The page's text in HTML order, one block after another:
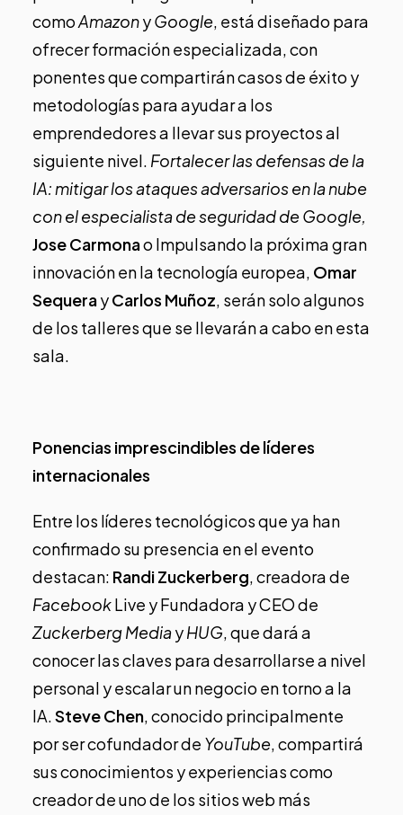
comoAmazonyGoogle, está diseñado para
ofrecer formación especializada, con
ponentes que compartirán casos de éxito y
metodologías para ayudar a los
emprendedores a llevar sus proyectos al
siguiente nivel. Fortalecer las defensas de la
IA: mitigar los ataques adversarios en la nube
con el especialista de seguridad de Google,
Jose Carmonao Impulsando la próxima gran
innovación en la tecnología europea, Omar
SequerayCarlos Muñoz, serán solo algunos
de los talleres que se llevarán a cabo en esta
sala.
Ponencias imprescindibles de líderes
internacionales
Entre los líderes tecnológicos que ya han
confirmado su presencia en el evento
destacan: Randi Zuckerberg, creadora de
FacebookLive y Fundadora y CEO de
Zuckerberg MediayHUG, que dará a
conocer las claves para desarrollarse a nivel
personal y escalar un negocio en torno a la
IA.Steve Chen, conocido principalmente
por ser cofundador de YouTube, compartirá
sus conocimientos y experiencias como
creador de uno de los sitios web más